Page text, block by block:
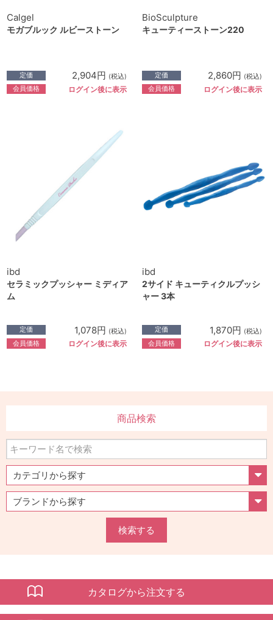
Calgel
モガブルック ルビーストーン
定価 2,904円 (税込)
会員価格 ログイン後に表示
BioSculpture
キューティーストーン220
定価 2,860円 (税込)
会員価格 ログイン後に表示
ibd
セラミックプッシャー ミディア
ム
定価 1,078円 (税込)
会員価格 ログイン後に表示
ibd
2サイド キューティクルプッシ
ャー 3本
定価 1,870円 (税込)
会員価格 ログイン後に表示
商品検索
検索する
カタログから注文する